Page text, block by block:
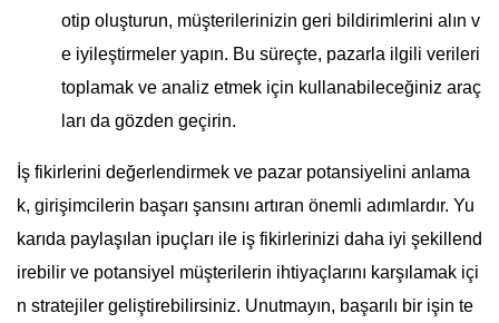
otip oluşturun, müşterilerinizin geri bildirimlerini alın v
e iyileştirmeler yapın. Bu süreçte, pazarla ilgili verileri
toplamak ve analiz etmek için kullanabileceğiniz araç
ları da gözden geçirin.
İş fikirlerini değerlendirmek ve pazar potansiyelini anlama
k, girişimcilerin başarı şansını artıran önemli adımlardır. Yu
karıda paylaşılan ipuçları ile iş fikirlerinizi daha iyi şekillend
irebilir ve potansiyel müşterilerin ihtiyaçlarını karşılamak içi
n stratejiler geliştirebilirsiniz. Unutmayın, başarılı bir işin te